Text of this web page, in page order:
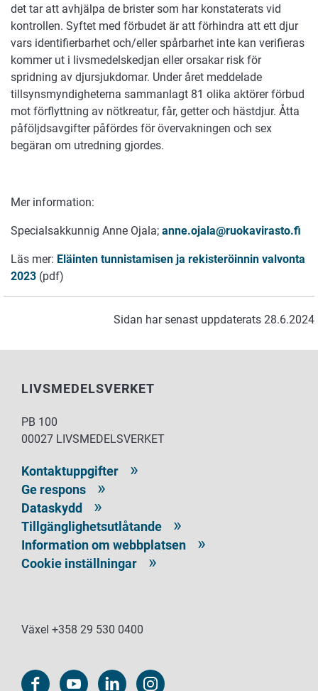
det tar att avhjälpa de brister som har konstaterats vid
kontrollen. Syftet med förbudet är att förhindra att ett djur
vars identifierbarhet och/eller spårbarhet inte kan verifieras
kommer ut i livsmedelskedjan eller orsakar risk för
spridning av djursjukdomar. Under året meddelade
tillsynsmyndigheterna sammanlagt 81 olika aktörer förbud
mot förflyttning av nötkreatur, får, getter och hästdjur. Åtta
påföljdsavgifter påfördes för övervakningen och sex
begäran om utredning gjordes.
Mer information:
Specialsakkunnig Anne Ojala; anne.ojala@ruokavirasto.fi
Läs mer: Eläinten tunnistamisen ja rekisteröinnin valvonta
2023 (pdf)
Sidan har senast uppdaterats 28.6.2024
LIVSMEDELSVERKET
PB 100
00027 LIVSMEDELSVERKET
Kontaktuppgifter
Ge respons
Dataskydd
Tillgänglighetsutlåtande
Information om webbplatsen
Cookie inställningar
Växel +358 29 530 0400